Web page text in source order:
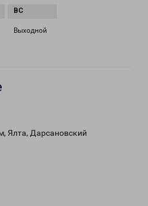
Выходной
Ялта, Дарсановский